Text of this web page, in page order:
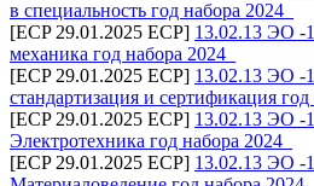
в специальность год набора 2024_
[ECP 29.01.2025 ECP] 13.02.13 ЭО -
механика год набора 2024_
[ECP 29.01.2025 ECP] 13.02.13 ЭО -
стандартизация и сертификация год
[ECP 29.01.2025 ECP] 13.02.13 ЭО
Электротехника год набора 2024_
[ECP 29.01.2025 ECP] 13.02.13 ЭО